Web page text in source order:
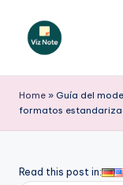
Saltar
iz
N
t
Home » Guía del
formatos
Read this post in: